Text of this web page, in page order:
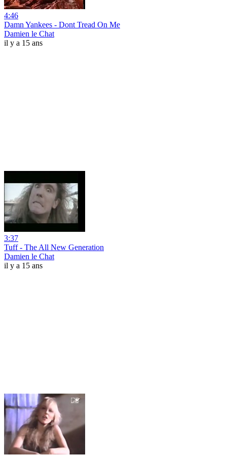
4:46
Damn Yankees - Dont Tread On Me
Damien le Chat
il y a 15 ans
3:37
Tuff - The All New Generation
Damien le Chat
il y a 15 ans